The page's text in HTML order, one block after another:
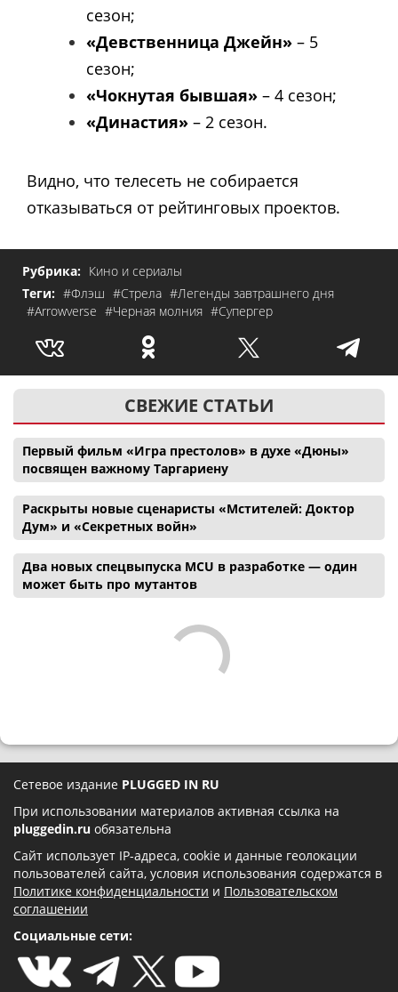
сезон;
«Девственница Джейн» – 5
сезон;
«Чокнутая бывшая» – 4 сезон;
«Династия» – 2 сезон.
Видно, что телесеть не собирается
отказываться от рейтинговых проектов.
Рубрика: Кино и сериалы
Теги: #Флэш #Стрела #Легенды завтрашнего дня
#Arrowverse #Черная молния #Супергер
СВЕЖИЕ СТАТЬИ
Первый фильм «Игра престолов» в духе «Дюны»
посвящен важному Таргариену
Раскрыты новые сценаристы «Мстителей: Доктор
Дум» и «Секретных войн»
Два новых спецвыпуска MCU в разработке — один
может быть про мутантов
Сетевое издание PLUGGED IN RU
При использовании материалов активная ссылка на
pluggedin.ru обязательна
Сайт использует IP-адреса, cookie и данные геолокации
пользователей сайта, условия использования содержатся в
Политике конфиденциальности и Пользовательском
соглашении
Социальные сети: